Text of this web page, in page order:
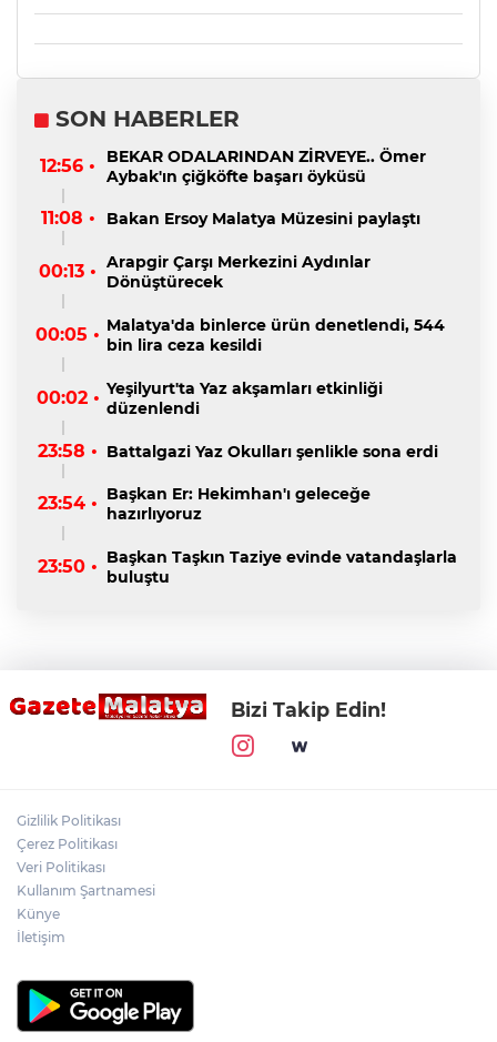
SON HABERLER
12:56 •
BEKAR ODALARINDAN ZİRVEYE.. Ömer
Aybak'ın çiğköfte başarı öyküsü
11:08 • Bakan Ersoy Malatya Müzesini paylaştı
00:13 • Arapgir Çarşı Merkezini Aydınlar
Dönüştürecek
00:05 • Malatya'da binlerce ürün denetlendi, 544
bin lira ceza kesildi
00:02 • Yeşilyurt'ta Yaz akşamları etkinliği
düzenlendi
23:58 • Battalgazi Yaz Okulları şenlikle sona erdi
23:54 • Başkan Er: Hekimhan'ı geleceğe
hazırlıyoruz
23:50 • Başkan Taşkın Taziye evinde vatandaşlarla
buluştu
Bizi Takip Edin!
Gizlilik Politikası
Çerez Politikası
Veri Politikası
Kullanım Şartnamesi
Künye
İletişim